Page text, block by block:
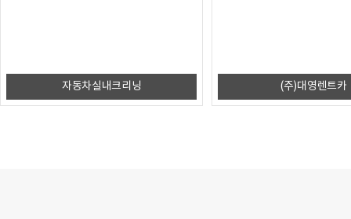
자동차실내크리닝 (주)대영렌트카